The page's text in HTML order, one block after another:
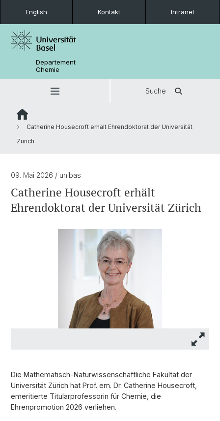
English Kontakt Intranet
Departement
Chemie
Suche
Catherine Housecroft erhält Ehrendoktorat der Universität
Zürich
09. Mai 2026 / unibas
Catherine Housecroft erhält
Ehrendoktorat der Universität Zürich
Die Mathematisch-Naturwissenschaftliche Fakultät der
Universität Zürich hat Prof. em. Dr. Catherine Housecroft,
emeritierte Titularprofessorin für Chemie, die
Ehrenpromotion 2026 verliehen.